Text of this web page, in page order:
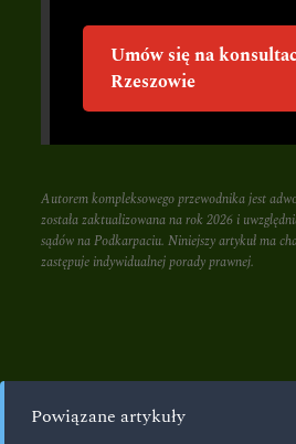
Umów się na
Rzeszowie
Autorem kompleksowego przewodnika jest
została zaktualizowana na rok 2026 i
sądów na Podkarpaciu. Niniejszy artykuł ma
zastępuje indywidualnej porady prawnej.
Powiązane artykuły